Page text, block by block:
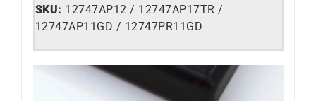
SKU: 12747AP12 / 12747AP17TR /
12747AP11GD / 12747PR11GD